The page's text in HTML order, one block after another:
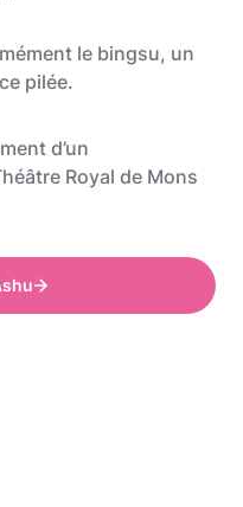
le bingsu, un
pilée.
d’un
Royal de Mons